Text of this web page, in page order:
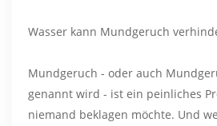
Wasser kann Mundgeruch
Mundgeruch - oder auch
genannt wird - ist ein peinliches
niemand beklagen möchte. Und